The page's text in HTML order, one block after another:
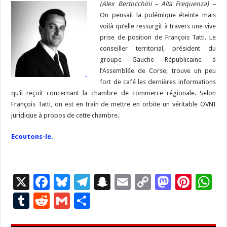
b
o
o
k
gr
m
p
c
h
at
l
y
Li
n
k
d
o
n
es
t
p
p
m
bl
r
d
di
t
ta
er
(Alex Bertocchini – Alta Frequenza) –
On pensait la polémique éteinte mais
voilà qu’elle ressurgit à travers une vive
prise de position de François Tatti. Le
conseiller territorial, président du
groupe Gauche Républicaine à
l’Assemblée de Corse, trouve un peu
fort de café les dernières informations
qu’il reçoit concernant la chambre de commerce régionale. Selon
François Tatti, on est en train de mettre en orbite un véritable OVNI
juridique à propos de cette chambre.
Ecoutons-le.
X
F
ac
e
Bl
u
es
T
S
E
C
M Pi
T
R
G